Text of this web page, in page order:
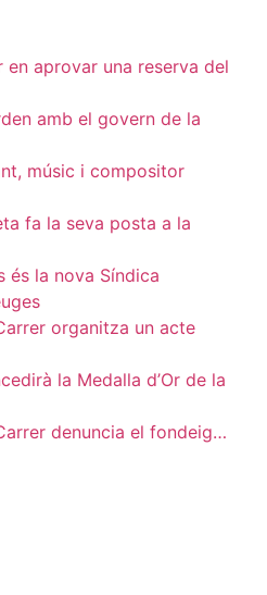
en aprovar una reserva del
amb el govern de la
músic i compositor
fa la seva posta a la
és la nova Síndica
organitza un acte
la Medalla d’Or de la
denuncia el fondeig…